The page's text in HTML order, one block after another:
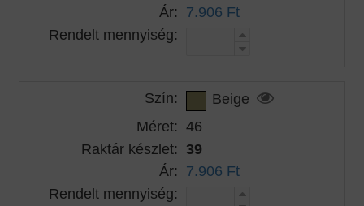
Ár: 7.906 Ft
Rendelt mennyiség:
Szín:
Beige
Méret: 46
Raktár készlet: 39
Ár: 7.906 Ft
Rendelt mennyiség: